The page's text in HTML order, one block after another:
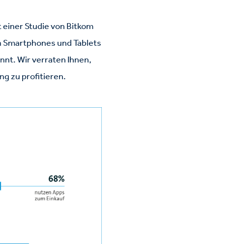
einer Studie von Bitkom
und Tablets
Wir verraten Ihnen,
zu profitieren.